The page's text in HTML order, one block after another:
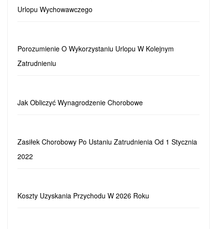
Urlopu Wychowawczego
Porozumienie O Wykorzystaniu Urlopu W Kolejnym
Zatrudnieniu
Jak Obliczyć Wynagrodzenie Chorobowe
Zasiłek Chorobowy Po Ustaniu Zatrudnienia Od 1 Stycznia
2022
Koszty Uzyskania Przychodu W 2026 Roku